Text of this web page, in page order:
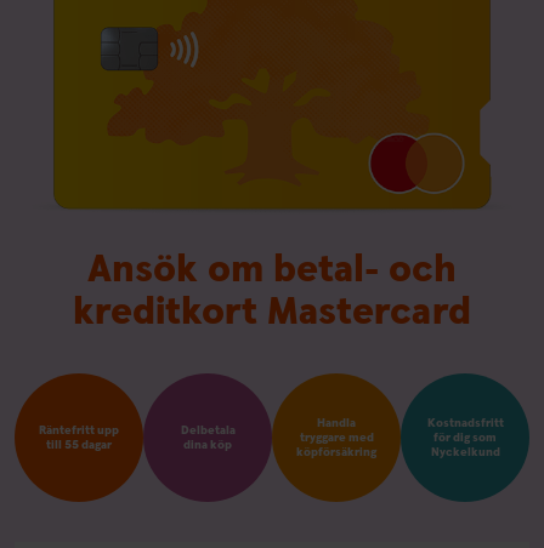
Ansök om betal- och
kreditkort Mastercard
Räntefritt upp
till 55 dagar
Delbetala
dina köp
Handla
tryggare med
köpförsäkring
Kostnadsfritt
för dig som
Nyckelkund